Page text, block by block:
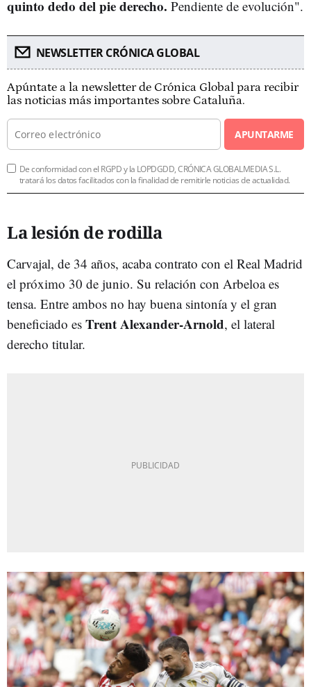
quinto dedo del pie derecho. Pendiente de evolución".
NEWSLETTER CRÓNICA GLOBAL
Apúntate a la newsletter de Crónica Global para recibir
las noticias más importantes sobre Cataluña.
APUNTARME
De conformidad con el RGPD y la LOPDGDD, CRÓNICA GLOBALMEDIA S.L.
tratará los datos facilitados con la finalidad de remitirle noticias de actualidad.
La lesión de rodilla
Carvajal, de 34 años, acaba contrato con el Real Madrid
el próximo 30 de junio. Su relación con Arbeloa es
tensa. Entre ambos no hay buena sintonía y el gran
beneficiado es Trent Alexander-Arnold, el lateral
derecho titular.